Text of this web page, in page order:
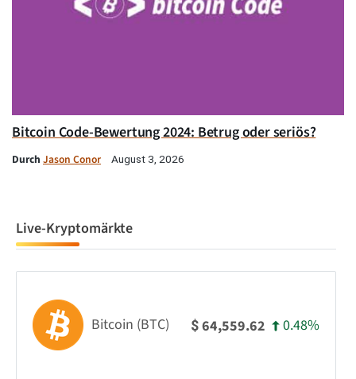
Bitcoin Code-Bewertung 2024: Betrug oder seriös?
Durch Jason Conor August 3, 2026
Live-Kryptomärkte
Bitcoin (BTC) $64,559.62 0.48%